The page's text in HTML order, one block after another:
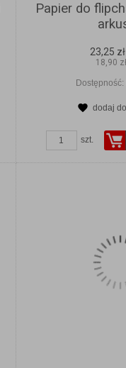
Papier do
23,25 zł
18,90 zł
Dostępność:
dodaj
szt.